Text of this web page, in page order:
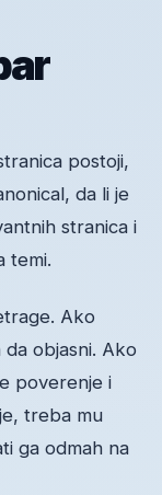
postoji,
da li je
stranica i
temi.
Ako
objasni. Ako
poverenje i
treba mu
ga odmah na